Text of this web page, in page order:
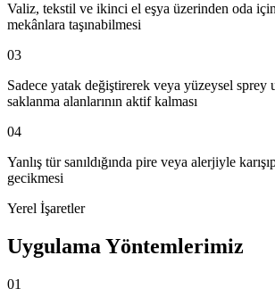
Valiz, tekstil ve ikinci el eşya üzerinden oda
mekânlara taşınabilmesi
03
Sadece yatak değiştirerek veya yüzeysel sprey
saklanma alanlarının aktif kalması
04
Yanlış tür sanıldığında pire veya alerjiyle
gecikmesi
Yerel İşaretler
Uygulama Yöntemlerimiz
01